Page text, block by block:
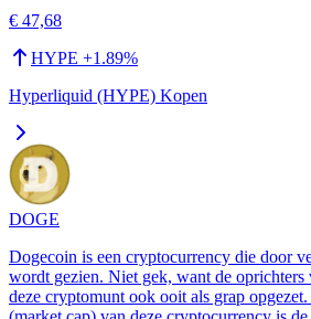
€ 47,68
HYPE +1.89%
Hyperliquid (HYPE) Kopen
DOGE
Dogecoin is een cryptocurrency die door
wordt gezien. Niet gek, want de oprichters
deze cryptomunt ook ooit als grap